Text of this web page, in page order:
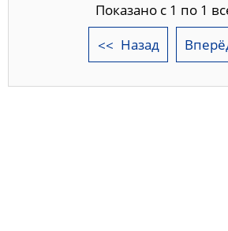
Показано с 1 по 1
Назад